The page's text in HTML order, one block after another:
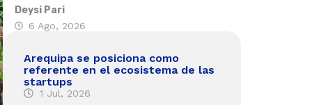
Deysi Pari
6 Ago, 2026
Arequipa se posiciona como
referente en el ecosistema de las
startups
1 Jul, 2026